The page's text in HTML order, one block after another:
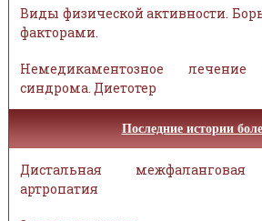
Виды физической активности.
факторами.
Немедикаментозное лечение
синдрома. Диетотер
Последние истории
Дистальная межфаланговая
артропатия